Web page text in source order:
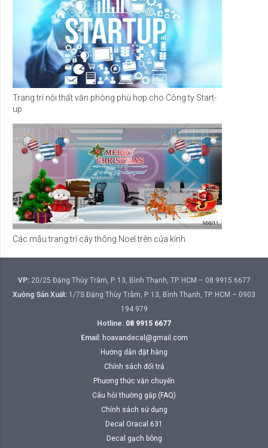
Trang trí nội thất văn phòng phù hợp cho Công ty Start-
up
Các mẫu trang trí cây thông Noel trên cửa kính
VP:20/25 Đặng Thùy Trâm, P. 13, Bình Thạnh, TP. HCM – 08 9915 6677
Xưởng Sản Xuất: 1/7S Đặng Thùy Trâm, P. 13, Bình Thạnh, TP. HCM – 0903
194 979
Hotline: 08 9915 6677
Email: hoavandecal@gmail.com
Hướng dẫn đặt hàng
Chính sách đổi trả
Phương thức vận chuyển
Câu hỏi thường gặp (FAQ)
Chính sách sử dụng
Decal Oracal 631
Decal gạch bông